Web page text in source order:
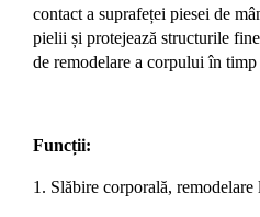
contact a suprafeței piesei de
pielii și protejează structurile
de remodelare a corpului în timp
Funcții:
1. Slăbire corporală,